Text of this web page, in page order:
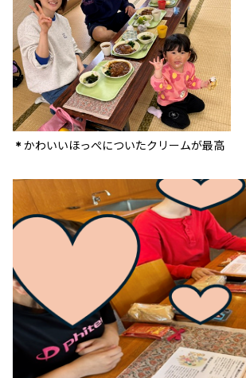
＊かわいいほっぺについたクリームが最高